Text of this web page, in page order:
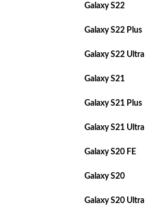
Galaxy S22
Galaxy S22 Plus
Galaxy S22 Ultra
Galaxy S21
Galaxy S21 Plus
Galaxy S21 Ultra
Galaxy S20 FE
Galaxy S20
Galaxy S20 Ultra